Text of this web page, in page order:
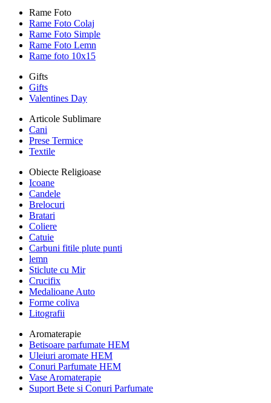
Rame Foto
Rame Foto Colaj
Rame Foto Simple
Rame Foto Lemn
Rame foto 10x15
Gifts
Gifts
Valentines Day
Articole Sublimare
Cani
Prese Termice
Textile
Obiecte Religioase
Icoane
Candele
Brelocuri
Bratari
Coliere
Catuie
Carbuni fitile plute punti
lemn
Sticlute cu Mir
Crucifix
Medalioane Auto
Forme coliva
Litografii
Aromaterapie
Betisoare parfumate HEM
Uleiuri aromate HEM
Conuri Parfumate HEM
Vase Aromaterapie
Suport Bete si Conuri Parfumate